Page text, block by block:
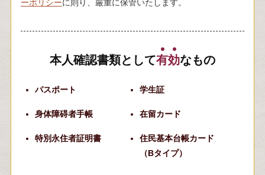
ーポリシーに則り、厳重に保管いたします。
本人確認書類として有効なもの
パスポート 学生証
身体障碍者手帳 在留カード
特別永住者証明書
住民基本台帳カード
（Bタイプ）